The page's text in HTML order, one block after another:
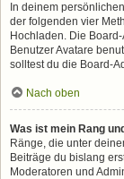
In deinem
der folgenden vier
Hochladen. Die
Benutzer Avatare
solltest du die Board-
Nach oben
Was ist mein Rang
Ränge, die unter
Beiträge du bislang
Moderatoren und